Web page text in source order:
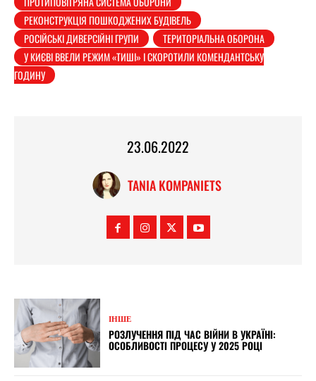
РЕКОНСТРУКЦІЯ ПОШКОДЖЕНИХ БУДІВЕЛЬ
РОСІЙСЬКІ ДИВЕРСІЙНІ ГРУПИ
ТЕРИТОРІАЛЬНА ОБОРОНА
У КИЄВІ ВВЕЛИ РЕЖИМ «ТИШІ» І СКОРОТИЛИ КОМЕНДАНТСЬКУ
ГОДИНУ
23.06.2022
TANIA KOMPANIETS
ІНШЕ
РОЗЛУЧЕННЯ ПІД ЧАС ВІЙНИ В УКРАЇНІ:
ОСОБЛИВОСТІ ПРОЦЕСУ У 2025 РОЦІ